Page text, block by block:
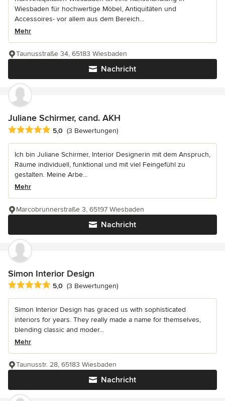
Wiesbaden für hochwertige Möbel, Antiquitäten und
Accessoires- vor allem aus dem Bereich...
Mehr
Nachricht
Taunusstraße 34, 65183 Wiesbaden
Juliane Schirmer, cand. AKH
Durchschnittliche Bewertung: 5 von 5 Sternen
5,0 (3 Bewertungen)
Ich bin Juliane Schirmer, Interior Designerin mit dem Anspruch,
Räume individuell, funktional und mit viel Feingefühl zu
gestalten. Meine Arbe...
Mehr
Nachricht
Marcobrunnerstraße 3, 65197 Wiesbaden
Simon Interior Design
Durchschnittliche Bewertung: 5 von 5 Sternen
5,0 (3 Bewertungen)
Simon Interior Design has graced us with sophisticated
interiors for years. They really made a name for themselves,
blending classic and moder...
Mehr
Nachricht
Taunusstr. 28, 65183 Wiesbaden